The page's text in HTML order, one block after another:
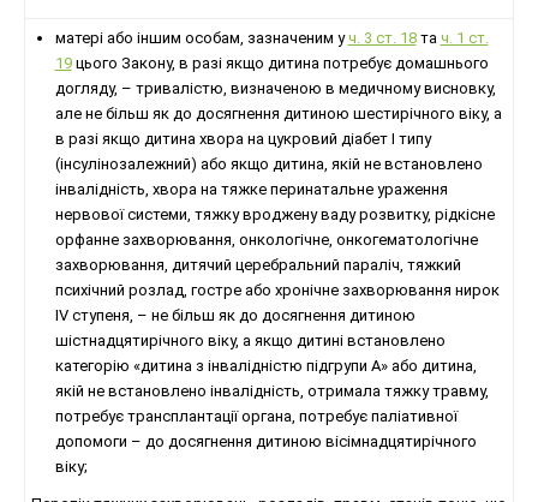
матері або іншим особам, зазначеним уч. 3 ст. 18та ч. 1 ст.
19цього Закону, в разі якщо дитина потребує домашнього
догляду, – тривалістю, визначеною в медичному висновку,
але не більш як до досягнення дитиною шестирічного віку, а
в разі якщо дитина хвора на цукровий діабет I типу
(інсулінозалежний) або якщо дитина, якій не встановлено
інвалідність, хвора на тяжке перинатальне ураження
нервової системи, тяжку вроджену ваду розвитку, рідкісне
орфанне захворювання, онкологічне, онкогематологічне
захворювання, дитячий церебральний параліч, тяжкий
психічний розлад, гостре або хронічне захворювання нирок
IV ступеня, – не більш як до досягнення дитиною
шістнадцятирічного віку, а якщо дитині встановлено
категорію «дитина з інвалідністю підгрупи А» або дитина,
якій не встановлено інвалідність, отримала тяжку травму,
потребує трансплантації органа, потребує паліативної
допомоги – до досягнення дитиною вісімнадцятирічного
віку;